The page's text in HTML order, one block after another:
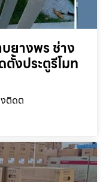
ยางพร ช่าง
งประตูรีโมท
งติดต